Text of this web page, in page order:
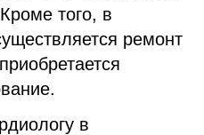
того, в
ремонт
в